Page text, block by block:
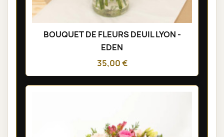
BOUQUET DE FLEURS DEUIL LYON -
EDEN
35,00 €